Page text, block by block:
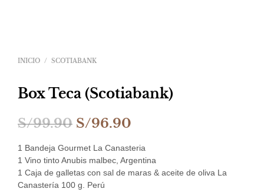
INICIO / SCOTIABANK
Box Teca (Scotiabank)
S/99.90 El
precio
original
era:
S/96.90
precio
actual
1 Bandeja Gourmet La Canasteria
1 Vino tinto Anubis malbec, Argentina
1 Caja de galletas con sal de maras & aceite de oliva La
Canastería 100 g. Perú